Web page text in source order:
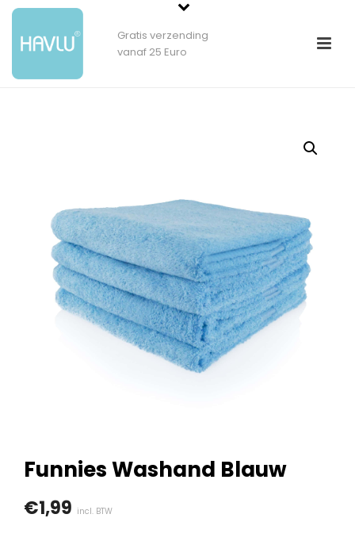
Gratis verzending
vanaf 25 Euro
Funnies Washand Blauw
€1,99 incl. BTW